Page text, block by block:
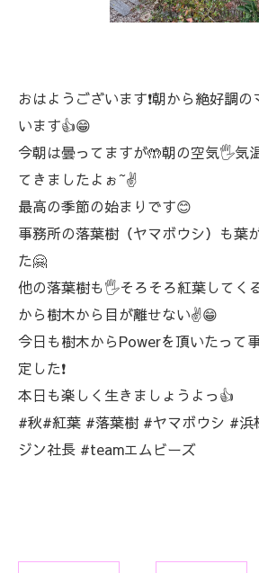
おはようございます❗朝から絶好調
います👍😁
今朝は曇ってますが🤲朝の空気🖐️気
てきましたよぉ~✌️
最高の季節の始まりです😊
事務所の落葉樹（ヤマボウシ）も葉
た🤗
他の落葉樹も🖐️そろそろ紅葉してく
から樹木から目が離せない✌️😁
今日も樹木からPowerを頂いたって
定した❗
本日も楽しく生きましょうよっ👍
#秋#紅葉 #落葉樹 #ヤマボウシ #浜
ジン社長 #teamエムビーズ